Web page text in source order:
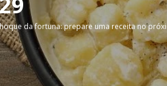
da fortuna: prepare uma receita no